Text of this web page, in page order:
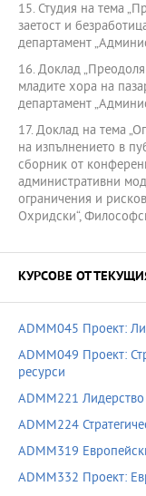
15. Студия на тема
заетост и
департамент
16. Доклад
младите хора на
департамент
17. Доклад на тема
на изпълнението в
сборник от
административни
ограничения и
Охридски“,
КУРСОВЕ ОТ
ADMM045 Проект:
ADMM049 Проект:
ресурси
ADMM221
ADMM224
ADMM319
ADMM332 Проект: